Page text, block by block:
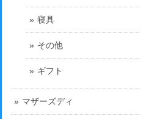
寝具
その他
ギフト
マザーズディ